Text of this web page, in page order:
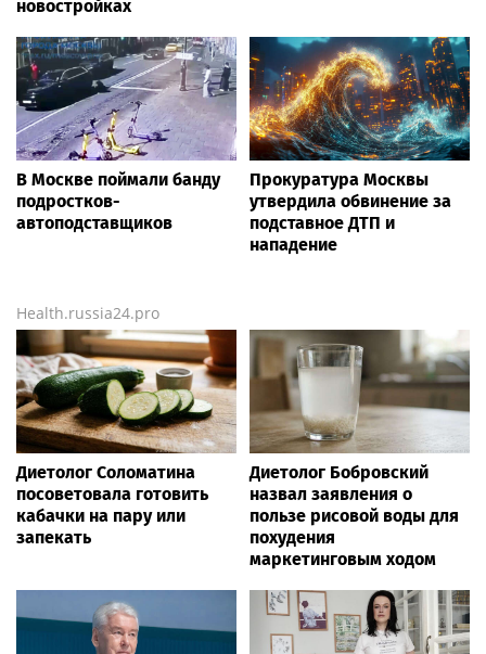
новостройках
В Москве поймали банду
подростков-
автоподставщиков
Прокуратура Москвы
утвердила обвинение за
подставное ДТП и
нападение
Health.russia24.pro
Диетолог Соломатина
посоветовала готовить
кабачки на пару или
запекать
Диетолог Бобровский
назвал заявления о
пользе рисовой воды для
похудения
маркетинговым ходом